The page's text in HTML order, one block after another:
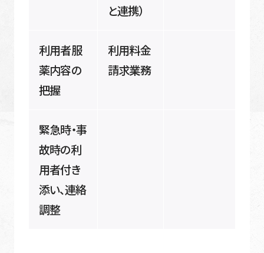
と連携）
利用者服
薬内容の
把握
利用料金
請求業務
緊急時・事
故時の利
用者付き
添い、連絡
調整